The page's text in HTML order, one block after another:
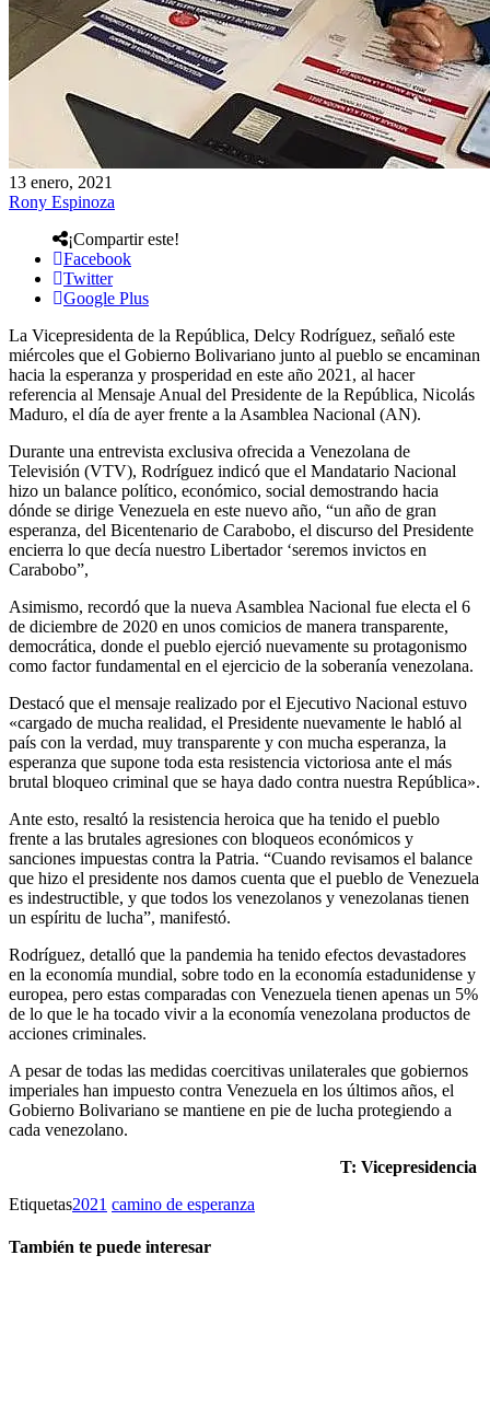
13 enero, 2021
Rony Espinoza
¡Compartir este!
Facebook
Twitter
Google Plus
La Vicepresidenta de la República, Delcy Rodríguez, señaló este
miércoles que el Gobierno Bolivariano junto al pueblo se encaminan
hacia la esperanza y prosperidad en este año 2021, al hacer
referencia al Mensaje Anual del Presidente de la República, Nicolás
Maduro, el día de ayer frente a la Asamblea Nacional (AN).
Durante una entrevista exclusiva ofrecida a Venezolana de
Televisión (VTV), Rodríguez indicó que el Mandatario Nacional
hizo un balance político, económico, social demostrando hacia
dónde se dirige Venezuela en este nuevo año, “un año de gran
esperanza, del Bicentenario de Carabobo, el discurso del Presidente
encierra lo que decía nuestro Libertador ‘seremos invictos en
Carabobo”,
Asimismo, recordó que la nueva Asamblea Nacional fue electa el 6
de diciembre de 2020 en unos comicios de manera transparente,
democrática, donde el pueblo ejerció nuevamente su protagonismo
como factor fundamental en el ejercicio de la soberanía venezolana.
Destacó que el mensaje realizado por el Ejecutivo Nacional estuvo
«cargado de mucha realidad, el Presidente nuevamente le habló al
país con la verdad, muy transparente y con mucha esperanza, la
esperanza que supone toda esta resistencia victoriosa ante el más
brutal bloqueo criminal que se haya dado contra nuestra República».
Ante esto, resaltó la resistencia heroica que ha tenido el pueblo
frente a las brutales agresiones con bloqueos económicos y
sanciones impuestas contra la Patria. “Cuando revisamos el balance
que hizo el presidente nos damos cuenta que el pueblo de Venezuela
es indestructible, y que todos los venezolanos y venezolanas tienen
un espíritu de lucha”, manifestó.
Rodríguez, detalló que la pandemia ha tenido efectos devastadores
en la economía mundial, sobre todo en la economía estadunidense y
europea, pero estas comparadas con Venezuela tienen apenas un 5%
de lo que le ha tocado vivir a la economía venezolana productos de
acciones criminales.
A pesar de todas las medidas coercitivas unilaterales que gobiernos
imperiales han impuesto contra Venezuela en los últimos años, el
Gobierno Bolivariano se mantiene en pie de lucha protegiendo a
cada venezolano.
T: Vicepresidencia
Etiquetas2021 camino de esperanza
También te puede interesar